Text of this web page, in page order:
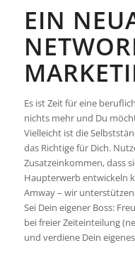
EIN
Es ist Zeit für eine
nichts mehr und Du
Vielleicht ist die
das Richtige für Dich.
Zusatzeinkommen, dass
Haupterwerb entwickeln
Amway – wir
Sei Dein eigener Boss:
bei freier Zeiteinteilung
und verdiene Dein